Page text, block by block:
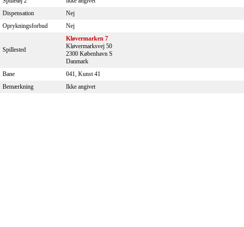
Dispensation
Nej
Oprykningsforbud
Nej
Spillested
Kløvermarken 7
Kløvermarksvej 50
2300 København S
Danmark
Bane
041, Kunst 41
Bemærkning
Ikke angivet